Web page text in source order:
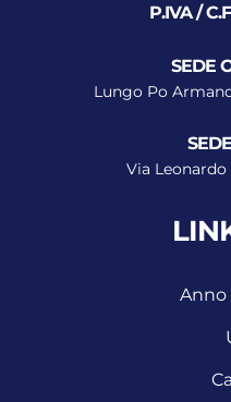
P.IVA /
SEDE
Lungo Po
Via Leonardo
Anno